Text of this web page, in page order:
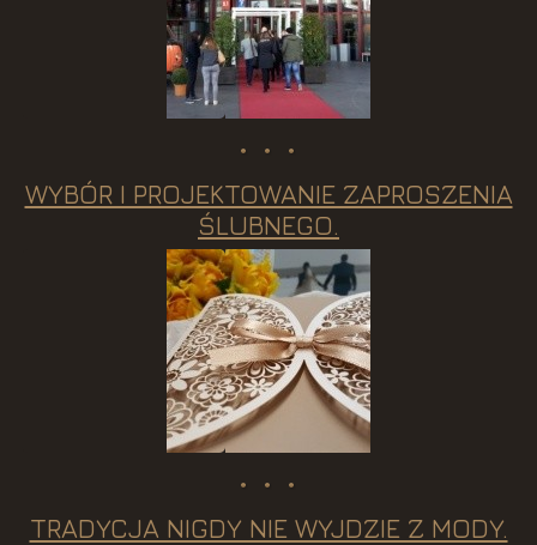
WYBÓR I PROJEKTOWANIE ZAPROSZENIA
ŚLUBNEGO.
TRADYCJA NIGDY NIE WYJDZIE Z MODY.